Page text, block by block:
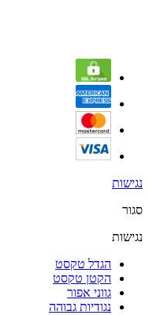
נגישות
סגור
נגישות
הגדל טקסט
הקטן טקסט
גווני אפור
נגודיות גבוהה